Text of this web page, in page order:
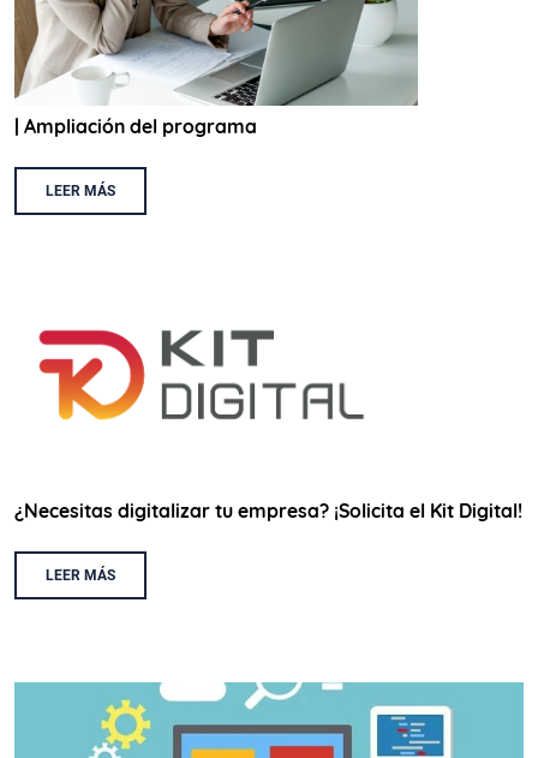
| Ampliación del programa
LEER MÁS
¿Necesitas digitalizar tu empresa? ¡Solicita el Kit Digital!
LEER MÁS